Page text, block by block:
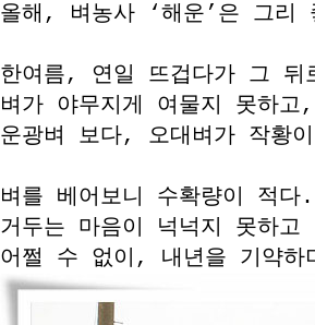
올해, 벼농사 ‘해운’은 그리
한여름, 연일 뜨겁다가 그
벼가 야무지게 여물지 못하
운광벼 보다, 오대벼가 작황
벼를 베어보니 수확량이 적다.
거두는 마음이 넉넉지 못하고
어쩔 수 없이, 내년을 기약하